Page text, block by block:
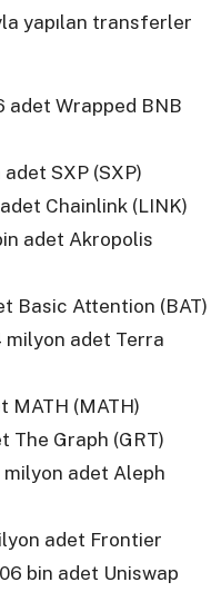
yapılan transferler
adet Wrapped BNB
SXP (SXP)
Chainlink (LINK)
adet Akropolis
Basic Attention (BAT)
milyon adet Terra
MATH (MATH)
The Graph (GRT)
milyon adet Aleph
adet Frontier
bin adet Uniswap